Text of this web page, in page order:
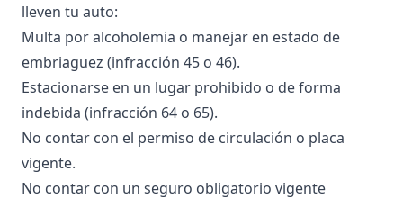
lleven tu auto:
Multa por alcoholemia o manejar en estado de
embriaguez (infracción 45 o 46).
Estacionarse en un lugar prohibido o de forma
indebida (infracción 64 o 65).
No contar con el permiso de circulación o placa
vigente.
No contar con un seguro obligatorio vigente